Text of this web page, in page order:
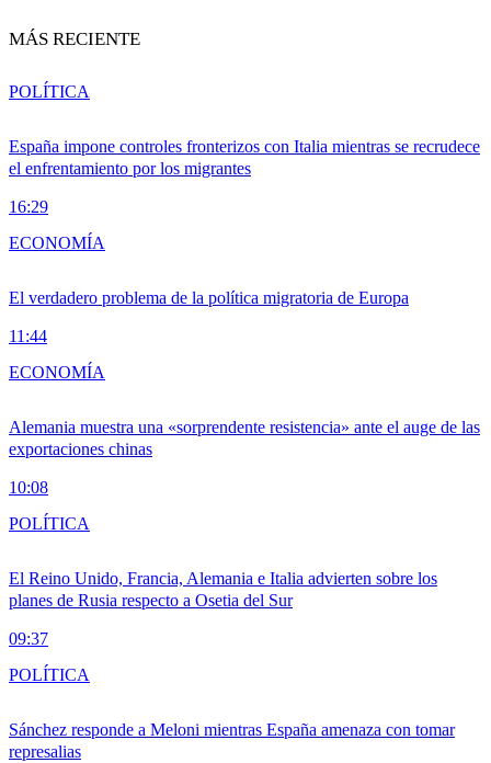
MÁS RECIENTE
España impone controles fronterizos con Italia mientras se recrudece
el enfrentamiento por los migrantes
16:29
POLÍTICA
El verdadero problema de la política migratoria de Europa
11:44
ECONOMÍA
Alemania muestra una «sorprendente resistencia» ante el auge de las
exportaciones chinas
10:08
ECONOMÍA
El Reino Unido, Francia, Alemania e Italia advierten sobre los
planes de Rusia respecto a Osetia del Sur
09:37
POLÍTICA
Sánchez responde a Meloni mientras España amenaza con tomar
represalias
POLÍTICA